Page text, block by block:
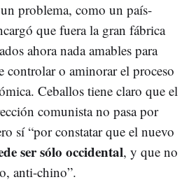
problema, como un país-
que fuera la gran fábrica
ahora nada amables para
controlar o aminorar el proceso
Ceballos tiene claro que el
comunista no pasa por
sí “por constatar que el nuevo
ser sólo occidental, y que no
anti-chino”.